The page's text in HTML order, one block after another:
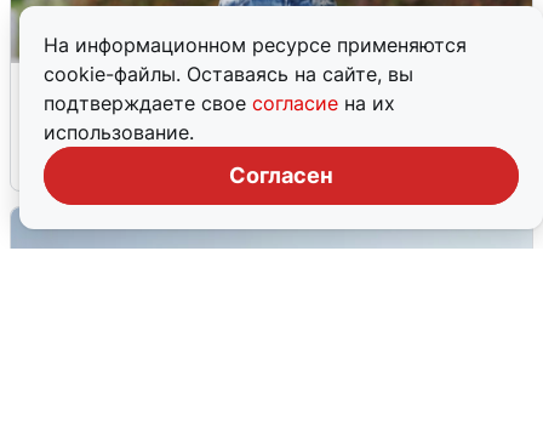
На информационном ресурсе применяются
cookie-файлы. Оставаясь на сайте, вы
подтверждаете свое согласие на их
использование.
Согласен
Волгоградцы остались без
мобильного интернета
6 августа